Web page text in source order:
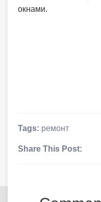
окнами.
Tags: ремонт
Share This Post: